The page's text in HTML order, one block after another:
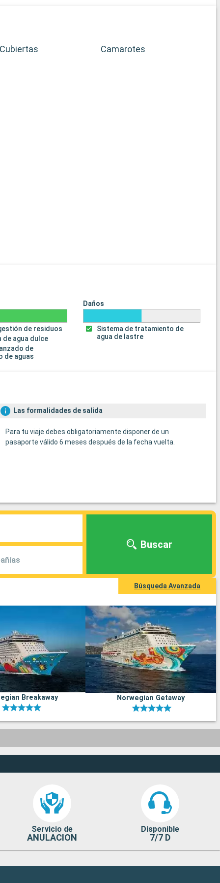
Cubiertas Camarotes
de residuos
de agua dulce
de
de aguas
Daños
Sistema de tratamiento de
agua de lastre
Las formalidades de salida
Para tu viaje debes obligatoriamente disponer de un
pasaporte válido 6 meses después de la fecha vuelta.
Buscar
Búsqueda Avanzada
Breakaway Norwegian Getaway
Servicio de
ANULACION
Disponible
7/7 D